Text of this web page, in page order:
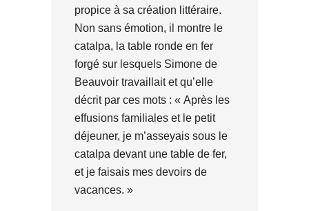
propice à sa création littéraire.
Non sans émotion, il montre le
catalpa, la table ronde en fer
forgé sur lesquels Simone de
Beauvoir travaillait et qu’elle
décrit par ces mots : « Après les
effusions familiales et le petit
déjeuner, je m’asseyais sous le
catalpa devant une table de fer,
et je faisais mes devoirs de
vacances. »